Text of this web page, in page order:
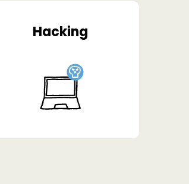
Hacking